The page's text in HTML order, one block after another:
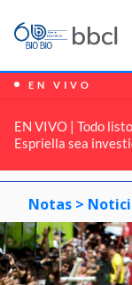
EN VIVO
EN VIVO | Todo
Espriella sea
Notas >